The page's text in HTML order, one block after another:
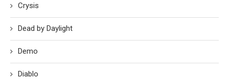
Crysis
Dead by Daylight
Demo
Diablo